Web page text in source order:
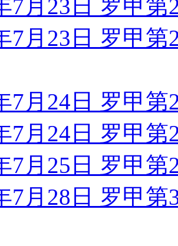
7月23日 罗甲
7月23日 罗甲
7月24日 罗甲
7月24日 罗甲
7月25日 罗甲
7月28日 罗甲